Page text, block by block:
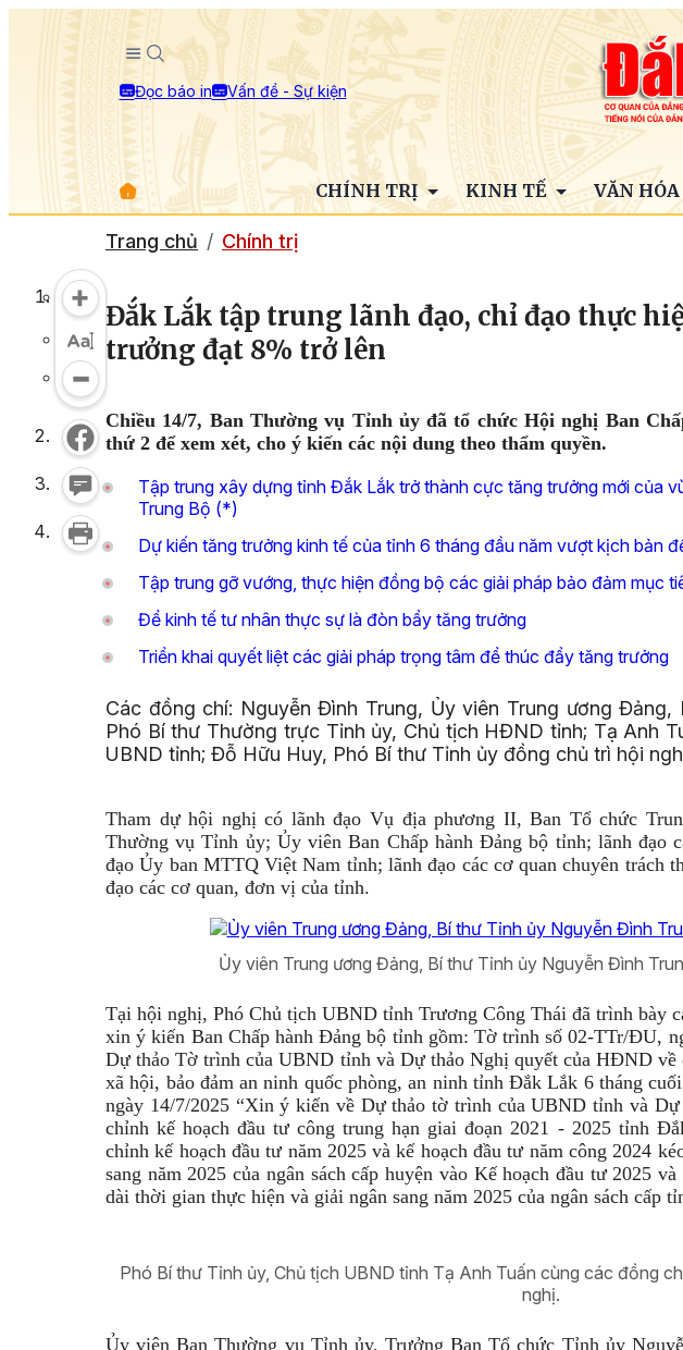
Đọc báo in Vấn đề - Sự kiện
CHÍNH TRỊ KINH TẾ VĂN
Trang chủ Chính trị
Đắk Lắk tập trung lãnh đạo, chỉ đạo thực
trưởng đạt 8% trở lên
Chiều 14/7, Ban Thường vụ Tỉnh ủy đã tổ chức Hội nghị Ban
thứ 2 để xem xét, cho ý kiến các nội dung theo thẩm quyền.
Tập trung xây dựng tỉnh Đắk Lắk trở thành cực tăng trưởng mới của
Trung Bộ (*)
Dự kiến tăng trưởng kinh tế của tỉnh 6 tháng đầu năm vượt kịch bản
Tập trung gỡ vướng, thực hiện đồng bộ các giải pháp bảo đảm mục
Để kinh tế tư nhân thực sự là đòn bẩy tăng trưởng
Triển khai quyết liệt các giải pháp trọng tâm để thúc đẩy tăng trưởng
Các đồng chí: Nguyễn Đình Trung, Ủy viên Trung ương
Phó Bí thư Thường trực Tỉnh ủy, Chủ tịch HĐND tỉnh; Tạ Anh
UBND tỉnh; Đỗ Hữu Huy, Phó Bí thư Tỉnh ủy đồng chủ trì hội
Tham dự hội nghị có lãnh đạo Vụ địa phương II, Ban Tổ chức
Thường vụ Tỉnh ủy; Ủy viên Ban Chấp hành Đảng bộ tỉnh; lãnh đạo
đạo Ủy ban MTTQ Việt Nam tỉnh; lãnh đạo các cơ quan chuyên trách
đạo các cơ quan, đơn vị của tỉnh.
Ủy viên Trung ương Đảng, Bí thư Tỉnh ủy Nguyễn Đình
Tại hội nghị, Phó Chủ tịch UBND tỉnh Trương Công Thái đã trình bày
xin ý kiến Ban Chấp hành Đảng bộ tỉnh gồm: Tờ trình số 02-TTr/ĐU,
Dự thảo Tờ trình của UBND tỉnh và Dự thảo Nghị quyết của HĐND về
xã hội, bảo đảm an ninh quốc phòng, an ninh tỉnh Đắk Lắk 6 tháng
ngày 14/7/2025 “Xin ý kiến về Dự thảo tờ trình của UBND tỉnh và
chỉnh kế hoạch đầu tư công trung hạn giai đoạn 2021 - 2025 tỉnh
chỉnh kế hoạch đầu tư năm 2025 và kế hoạch đầu tư năm công 2024
sang năm 2025 của ngân sách cấp huyện vào Kế hoạch đầu tư 2025
dài thời gian thực hiện và giải ngân sang năm 2025 của ngân sách cấp
Phó Bí thư Tỉnh ủy, Chủ tịch UBND tỉnh Tạ Anh Tuấn cùng các đồng
nghị.
Ủy viên Ban Thường vụ Tỉnh ủy, Trưởng Ban Tổ chức Tỉnh ủy